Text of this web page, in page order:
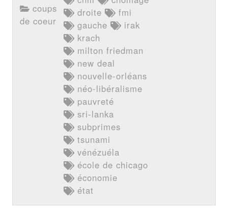
coups
de coeur
droite
fmi
gauche
irak
krach
milton friedman
new deal
nouvelle-orléans
néo-libéralisme
pauvreté
sri-lanka
subprimes
tsunami
vénézuéla
école de chicago
économie
état